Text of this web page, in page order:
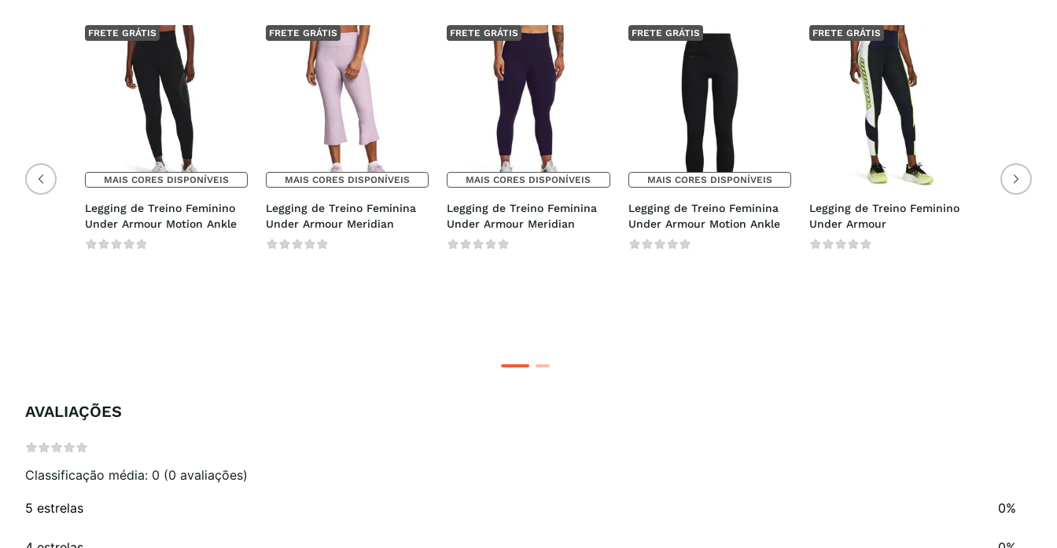
FRETE GRÁTIS
MAIS CORES DISPONÍVEIS
Legging de Treino Feminino
Under Armour Motion Ankle
FRETE GRÁTIS
MAIS CORES DISPONÍVEIS
Legging de Treino Feminina
Under Armour Meridian
FRETE GRÁTIS
MAIS CORES DISPONÍVEIS
Legging de Treino Feminina
Under Armour Meridian
FRETE GRÁTIS
MAIS CORES DISPONÍVEIS
Legging de Treino Feminina
Under Armour Motion Ankle
FRETE GRÁTIS
Legging de Treino Feminino
Under Armour
AVALIAÇÕES
Classificação média: 0 (0 avaliações)
5 estrelas 0%